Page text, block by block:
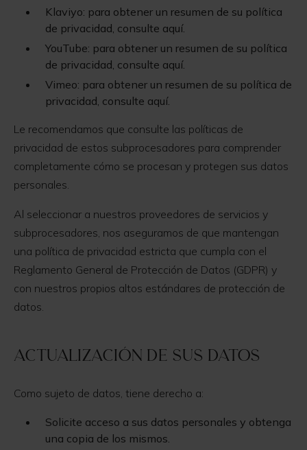
Klaviyo: para obtener un resumen de su política
de privacidad, consulte aquí.
YouTube: para obtener un resumen de su política
de privacidad, consulte aquí.
Vimeo: para obtener un resumen de su política de
privacidad, consulte aquí.
Le recomendamos que consulte las políticas de
privacidad de estos subprocesadores para comprender
completamente cómo se procesan y protegen sus datos
personales.
Al seleccionar a nuestros proveedores de servicios y
subprocesadores, nos aseguramos de que mantengan
una política de privacidad estricta que cumpla con el
Reglamento General de Protección de Datos (GDPR) y
con nuestros propios altos estándares de protección de
datos.
Actualización de sus datos
Como sujeto de datos, tiene derecho a:
Solicite acceso a sus datos personales y obtenga
una copia de los mismos.